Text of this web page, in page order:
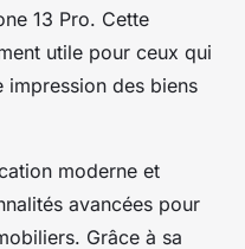
13 Pro. Cette
utile pour ceux qui
impression des biens
moderne et
avancées pour
Grâce à sa